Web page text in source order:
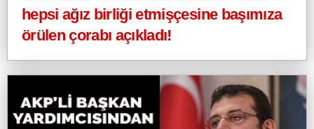
hepsi ağız birliği etmişçesine başımıza
örülen çorabı açıkladı!